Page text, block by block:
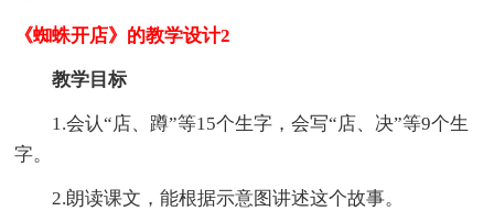
《蜘蛛开店》的教学设计2
教学目标
1.会认“店、蹲”等15个生字，会写“店、决”等9个生
字。
2.朗读课文，能根据示意图讲述这个故事。